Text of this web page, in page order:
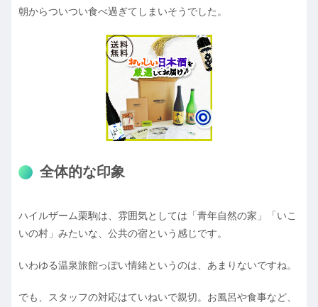
朝からついつい食べ過ぎてしまいそうでした。
全体的な印象
ハイルザーム栗駒は、雰囲気としては「青年自然の家」「いこ
いの村」みたいな、公共の宿という感じです。
いわゆる温泉旅館っぽい情緒というのは、あまりないですね。
でも、スタッフの対応はていねいで親切。お風呂や食事など、